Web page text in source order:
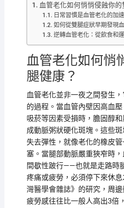
血管老化如何悄悄侵蝕你的
日常習慣是血管老化的加
如何從雙腿症狀早期發現
逆轉血管老化：從飲食和
血管老化如何悄
腿健康？
血管老化並非一夜之間發生
的過程。當血管內壁因高血
吸菸等因素受損時，膽固醇
成動脈粥狀硬化斑塊。這些
失去彈性，就像老化的橡皮
塞。當腿部動脈嚴重狹窄時
間歇性跛行——也就是走路時
疼痛或疲勞，必須停下來休
灣醫學會雜誌》的研究，周
疲勞感往往比一般人高出3倍